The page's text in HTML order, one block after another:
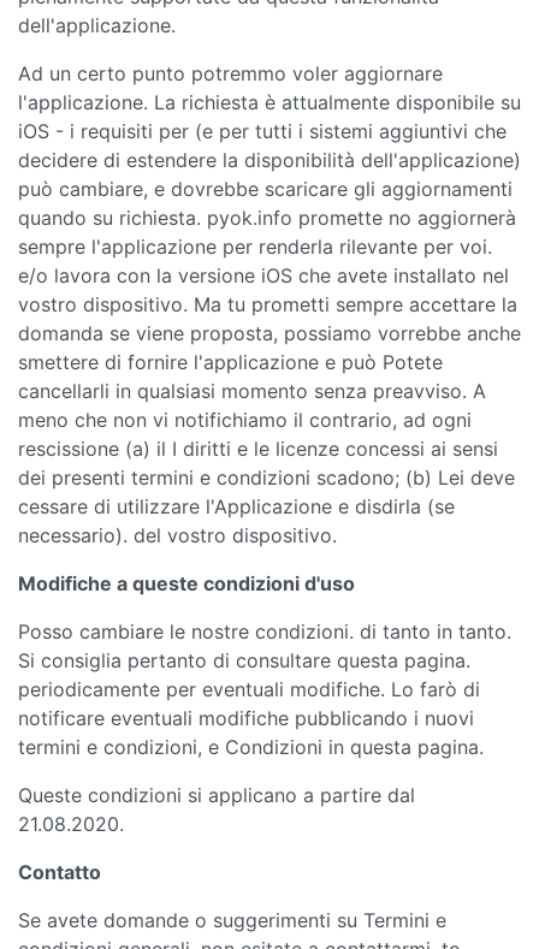
dell'applicazione.
Ad un certo punto potremmo voler aggiornare
l'applicazione. La richiesta è attualmente disponibile su
iOS - i requisiti per (e per tutti i sistemi aggiuntivi che
decidere di estendere la disponibilità dell'applicazione)
può cambiare, e dovrebbe scaricare gli aggiornamenti
quando su richiesta. pyok.info promette no aggiornerà
sempre l'applicazione per renderla rilevante per voi.
e/o lavora con la versione iOS che avete installato nel
vostro dispositivo. Ma tu prometti sempre accettare la
domanda se viene proposta, possiamo vorrebbe anche
smettere di fornire l'applicazione e può Potete
cancellarli in qualsiasi momento senza preavviso. A
meno che non vi notifichiamo il contrario, ad ogni
rescissione (a) il I diritti e le licenze concessi ai sensi
dei presenti termini e condizioni scadono; (b) Lei deve
cessare di utilizzare l'Applicazione e disdirla (se
necessario). del vostro dispositivo.
Modifiche a queste condizioni d'uso
Posso cambiare le nostre condizioni. di tanto in tanto.
Si consiglia pertanto di consultare questa pagina.
periodicamente per eventuali modifiche. Lo farò di
notificare eventuali modifiche pubblicando i nuovi
termini e condizioni, e Condizioni in questa pagina.
Queste condizioni si applicano a partire dal
21.08.2020.
Contatto
Se avete domande o suggerimenti su Termini e